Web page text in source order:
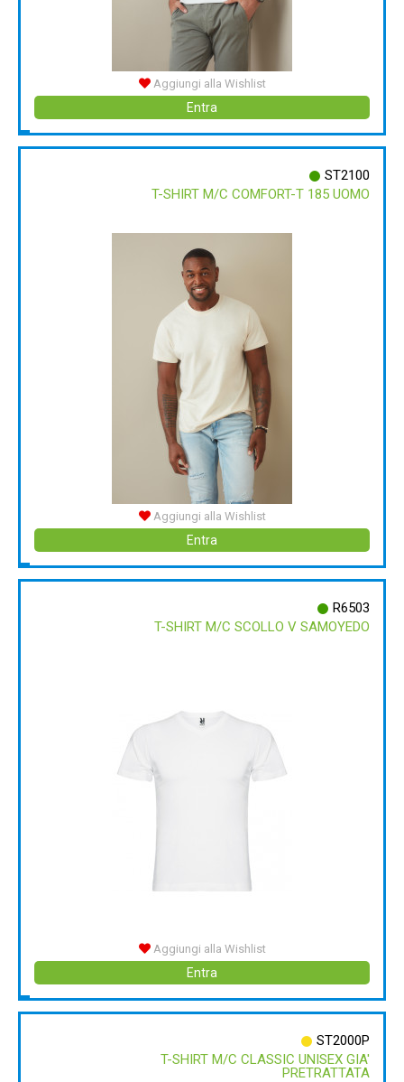
Aggiungi alla Wishlist
Entra
ST2100
T-SHIRT M/C COMFORT-T 185 UOMO
Aggiungi alla Wishlist
Entra
R6503
T-SHIRT M/C SCOLLO V SAMOYEDO
Aggiungi alla Wishlist
Entra
ST2000P
T-SHIRT M/C CLASSIC UNISEX GIA'
PRETRATTATA